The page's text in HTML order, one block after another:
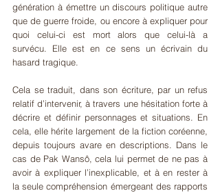
génération à émettre un discours politique autre
que de guerre froide, ou encore à expliquer pour
quoi celui-ci est mort alors que celui-là a
survécu. Elle est en ce sens un écrivain du
hasard tragique.
Cela se traduit, dans son écriture, par un refus
relatif d’intervenir, à travers une hésitation forte à
décrire et définir personnages et situations. En
cela, elle hérite largement de la fiction coréenne,
depuis toujours avare en descriptions. Dans le
cas de Pak Wansô, cela lui permet de ne pas à
avoir à expliquer l’inexplicable, et à en rester à
la seule compréhension émergeant des rapports